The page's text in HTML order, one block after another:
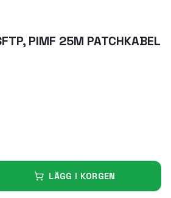
PIMF 25M PATCHKABEL
LÄGG I KORGEN